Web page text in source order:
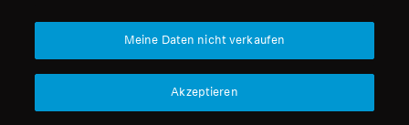
Wir akzeptieren:
Meine Daten nicht verkaufen
Akzeptieren